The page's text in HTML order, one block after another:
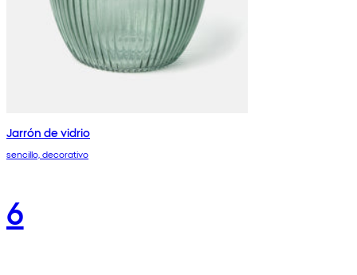
Jarrón de vidrio
sencillo, decorativo
6